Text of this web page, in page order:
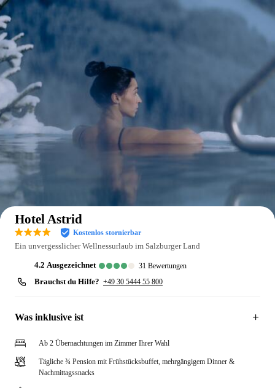
Hotel Astrid
Kostenlos stornierbar
Ein unvergesslicher Wellnessurlaub im Salzburger Land
4.2 ausgezeichnet 31 Bewertungen
Brauchst du Hilfe? +49 30 5444 55 800
Was inklusive ist
Ab 2 Übernachtungen im Zimmer Ihrer Wahl
Tägliche ¾ Pension mit Frühstücksbuffet, mehrgängigem Dinner &
Nachmittagssnacks